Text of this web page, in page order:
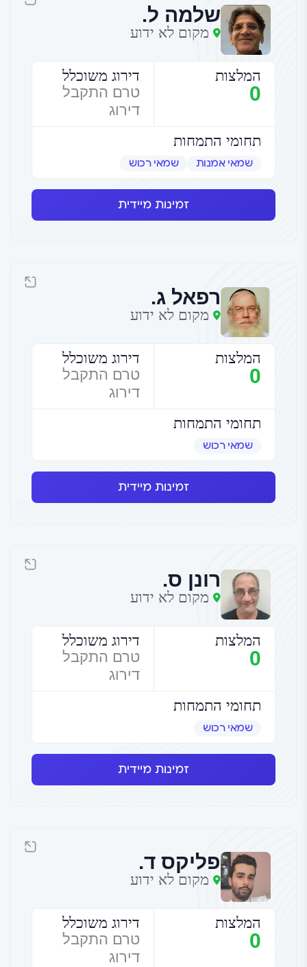
שלמה ל.
מקום לא ידוע
המלצות
0
דירוג משוכלל
טרם התקבל
דירוג
תחומי התמחות
שמאי אמנות שמאי רכוש
זמינות מיידית
רפאל ג.
מקום לא ידוע
המלצות
0
דירוג משוכלל
טרם התקבל
דירוג
תחומי התמחות
שמאי רכוש
זמינות מיידית
רונן ס.
מקום לא ידוע
המלצות
0
דירוג משוכלל
טרם התקבל
דירוג
תחומי התמחות
שמאי רכוש
זמינות מיידית
פליקס ד.
מקום לא ידוע
המלצות
0
דירוג משוכלל
טרם התקבל
דירוג